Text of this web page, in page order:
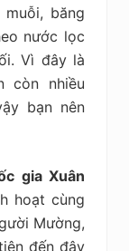
băng
nước lọc
Vì đây là
còn nhiều
bạn nên
gia Xuân
hoạt cùng
Mường,
đến đây